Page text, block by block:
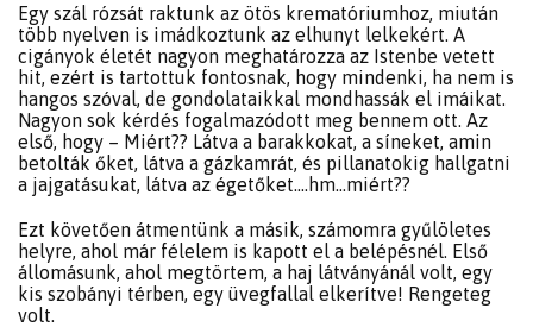
Egy szál rózsát raktunk az ötös krematóriumhoz, miután
több nyelven is imádkoztunk az elhunyt lelkekért. A
cigányok életét nagyon meghatározza az Istenbe vetett
hit, ezért is tartottuk fontosnak, hogy mindenki, ha nem is
hangos szóval, de gondolataikkal mondhassák el imáikat.
Nagyon sok kérdés fogalmazódott meg bennem ott. Az
első, hogy – Miért?? Látva a barakkokat, a síneket, amin
betolták őket, látva a gázkamrát, és pillanatokig hallgatni
a jajgatásukat, látva az égetőket….hm…miért??
Ezt követően átmentünk a másik, számomra gyűlöletes
helyre, ahol már félelem is kapott el a belépésnél. Első
állomásunk, ahol megtörtem, a haj látványánál volt, egy
kis szobányi térben, egy üvegfallal elkerítve! Rengeteg
volt.